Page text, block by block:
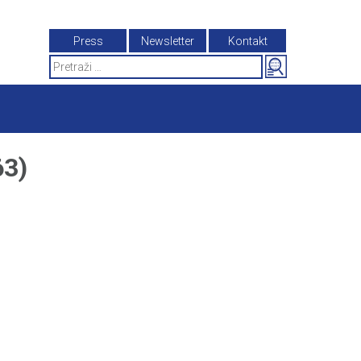
Press Newsletter
Kontakt
Search
for: